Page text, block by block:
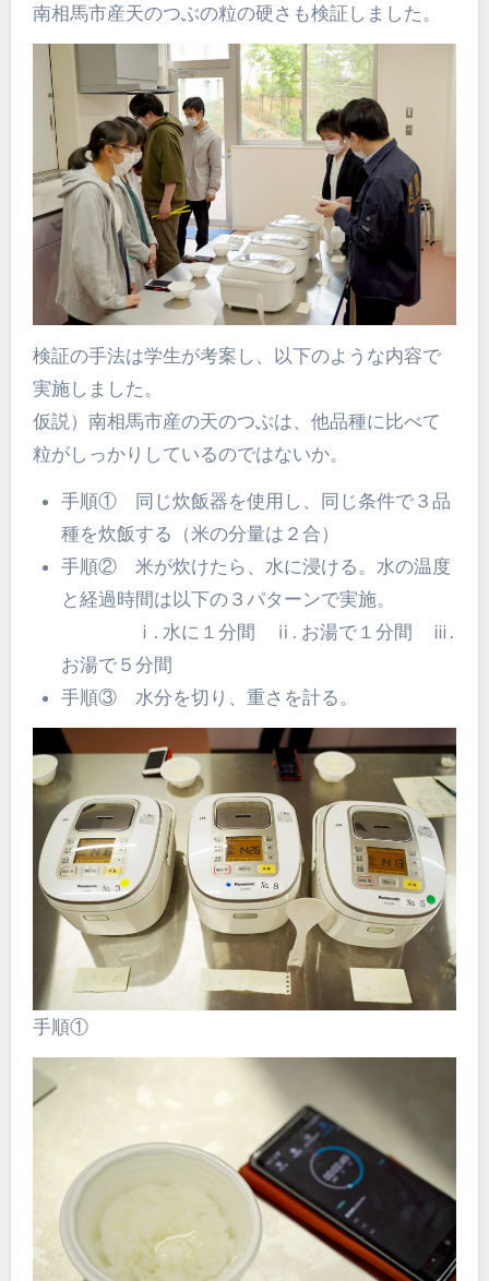
南相馬市産天のつぶの粒の硬さも検証しました。
検証の手法は学生が考案し、以下のような内容で
実施しました。
仮説）南相馬市産の天のつぶは、他品種に比べて
粒がしっかりしているのではないか。
手順① 同じ炊飯器を使用し、同じ条件で３品
種を炊飯する（米の分量は２合）
手順② 米が炊けたら、水に浸ける。水の温度
と経過時間は以下の３パターンで実施。
ⅰ. 水に１分間 ⅱ. お湯で１分間 ⅲ.
お湯で５分間
手順③ 水分を切り、重さを計る。
手順①